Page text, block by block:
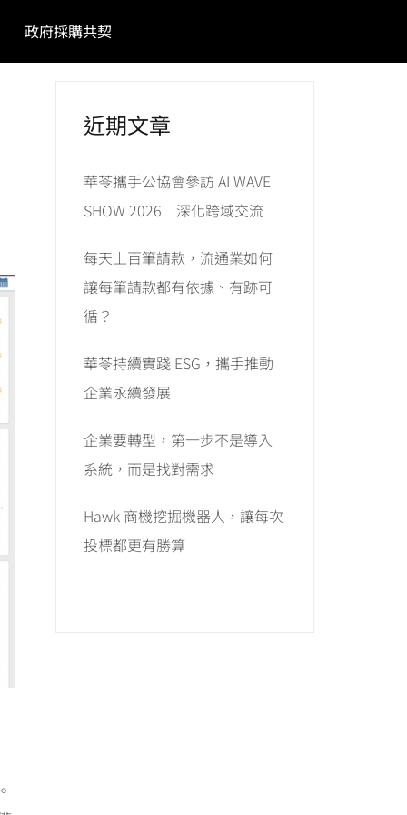
政府採購共契
近期文章
華苓攜手公協會參訪 AI WAVE
SHOW 2026 深化跨域交流
每天上百筆請款，流通業如何
讓每筆請款都有依據、有跡可
循？
華苓持續實踐 ESG，攜手推動
企業永續發展
企業要轉型，第一步不是導入
系統，而是找對需求
Hawk 商機挖掘機器人，讓每次
投標都更有勝算